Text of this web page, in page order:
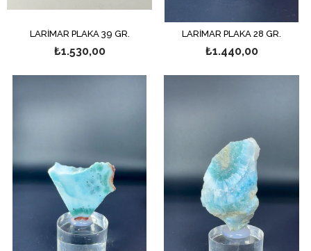
LARİMAR PLAKA 39 GR.
₺1.530,00
LARİMAR PLAKA 28 GR.
₺1.440,00